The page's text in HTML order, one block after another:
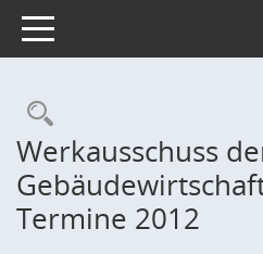
Toggle navigation
Rechercheauswahl
Werkausschuss
Termine 2012